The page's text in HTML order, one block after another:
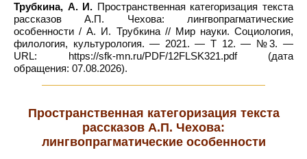
Трубкина, А. И. Пространственная категоризация текста
рассказов А.П. Чехова: лингвопрагматические
особенности / А. И. Трубкина // Мир науки. Социология,
филология, культурология. — 2021. — Т 12. — №3. —
URL: https://sfk-mn.ru/PDF/12FLSK321.pdf (дата
обращения: 07.08.2026).
Пространственная категоризация текста
рассказов А.П. Чехова:
лингвопрагматические особенности